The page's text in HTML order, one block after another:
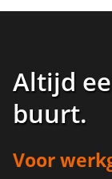
Altijd
buurt.
Voor